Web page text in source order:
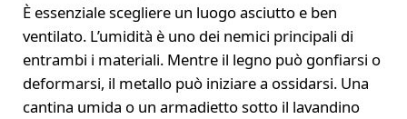
È essenziale scegliere un luogo asciutto e ben
ventilato. L’umidità è uno dei nemici principali di
entrambi i materiali. Mentre il legno può gonfiarsi o
deformarsi, il metallo può iniziare a ossidarsi. Una
cantina umida o un armadietto sotto il lavandino